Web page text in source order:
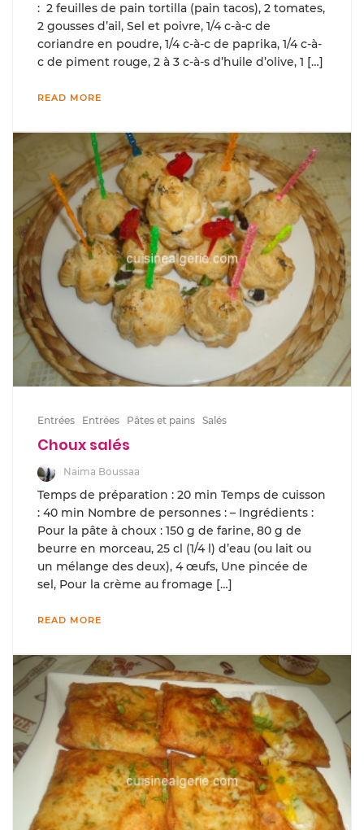
: 2 feuilles de pain tortilla (pain tacos), 2 tomates,
2 gousses d’ail, Sel et poivre, 1/4 c-à-c de
coriandre en poudre, 1/4 c-à-c de paprika, 1/4 c-à-
c de piment rouge, 2 à 3 c-à-s d’huile d’olive, 1 […]
READ MORE
Entrées Entrées Pâtes et pains Salés
Choux salés
Naima Boussaa
Temps de préparation : 20 min Temps de cuisson
: 40 min Nombre de personnes : – Ingrédients :
Pour la pâte à choux : 150 g de farine, 80 g de
beurre en morceau, 25 cl (1/4 l) d’eau (ou lait ou
un mélange des deux), 4 œufs, Une pincée de
sel, Pour la crème au fromage […]
READ MORE